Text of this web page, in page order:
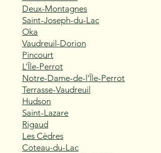
Deux-Montagnes
Saint-Joseph-du-Lac
Oka
Vaudreuil-Dorion
Pincourt
L’Île-Perrot
Notre-Dame-de-l’Île-Perrot
Terrasse-Vaudreuil
Hudson
Saint-Lazare
Rigaud
Les Cèdres
Coteau-du-Lac